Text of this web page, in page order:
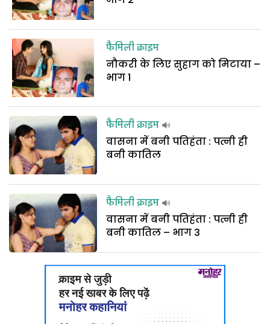
फैमिली क्राइम
नौकरी के लिए सुहाग को मिटाया –
भाग 1
फैमिली क्राइम
वासना में बनी पतिहंता : पत्नी ही
बनी कातिल
फैमिली क्राइम
वासना में बनी पतिहंता : पत्नी ही
बनी कातिल – भाग 3